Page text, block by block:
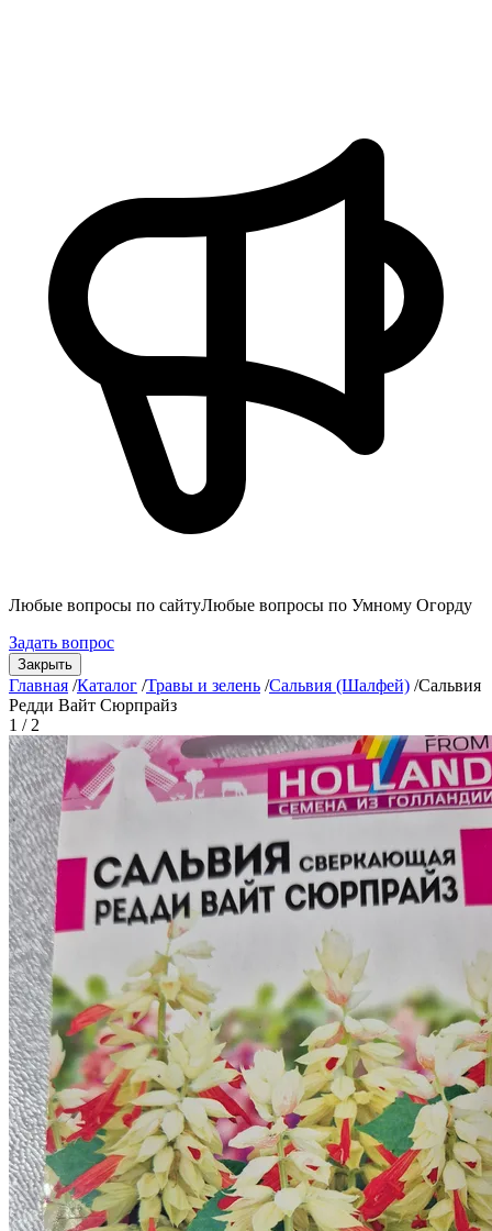
Любые вопросы по сайтуЛюбые вопросы по Умному Огорду
Задать вопрос
Закрыть
Главная /Каталог /Травы и зелень /Сальвия (Шалфей) /Сальвия
Редди Вайт Сюрпрайз
1 / 2